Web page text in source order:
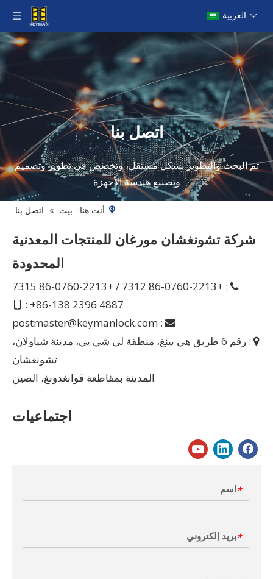
العربية
اتصل بنا
تم البحث والتطوير بشكل مستقل، وتخصص في تطوير وتصميم
وتصنيع هندسة الأجهزة
أنت هنا: بيت » اتصل بنا
شركة تشونغشان مورغان للمنتجات المعدنية
المحدودة

: +86-0760-2213 7312 / +86-0760-2213 7315
 : +86-138 2396 4887

:
postmaster@keymanlock.com

: رقم 6 طريق هي بينغ، منطقة لي شي يي، مدينة شياولان،
تشونغشان
المدينة بمقاطعة قوانغدونغ، الصين
اجتماعيات
*اسم
*بريد إلكتروني